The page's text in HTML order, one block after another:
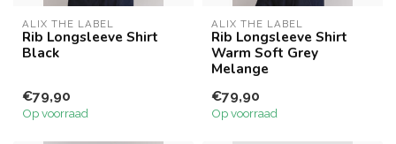
ALIX THE LABEL
Rib Longsleeve Shirt
Black
€79,90
Op voorraad
ALIX THE LABEL
Rib Longsleeve Shirt
Warm Soft Grey
Melange
€79,90
Op voorraad